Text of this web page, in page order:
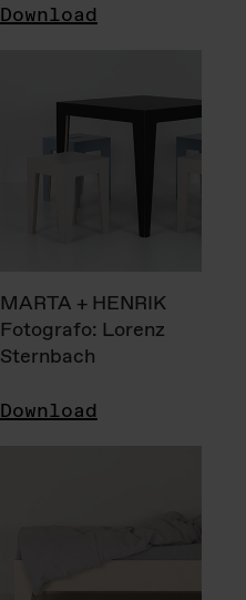
Download
MARTA + HENRIK
Fotografo: Lorenz
Sternbach
Download